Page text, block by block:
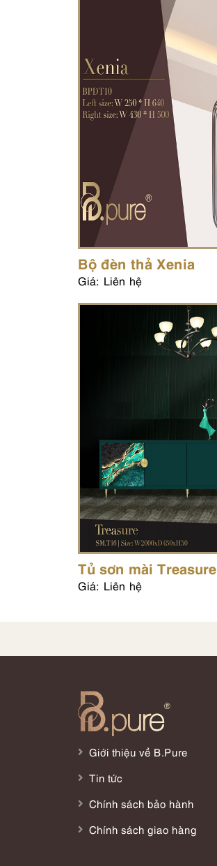
Bộ đèn thả Xenia
Giá: Liên hệ
Tủ sơn mài Treasure
Giá: Liên hệ
Giới thiệu về B.Pure
Tin tức
Chính sách bảo hành
Chính sách giao hàng